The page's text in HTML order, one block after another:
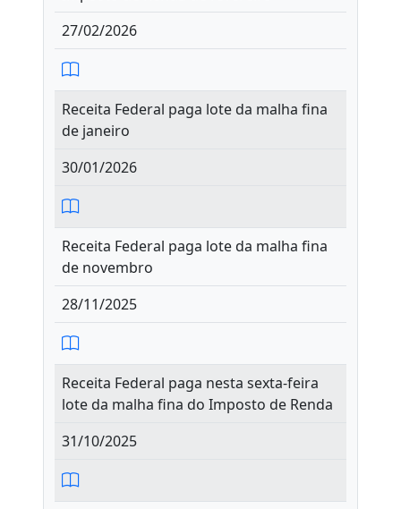
27/02/2026
Receita Federal paga lote da malha fina
de janeiro
30/01/2026
Receita Federal paga lote da malha fina
de novembro
28/11/2025
Receita Federal paga nesta sexta-feira
lote da malha fina do Imposto de Renda
31/10/2025